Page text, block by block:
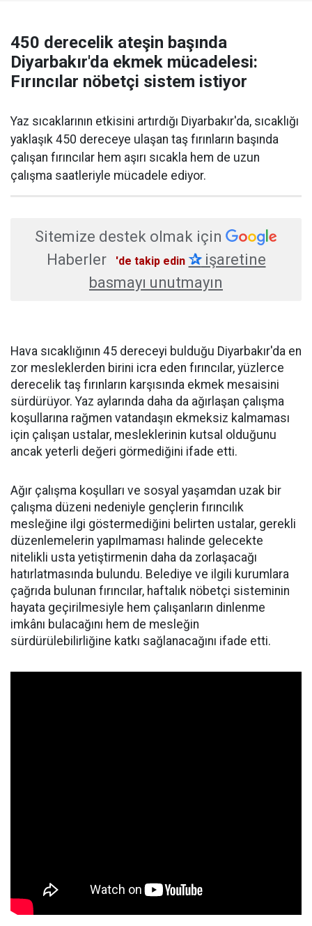
450 derecelik ateşin başında
Diyarbakır'da ekmek mücadelesi:
Fırıncılar nöbetçi sistem istiyor
Yaz sıcaklarının etkisini artırdığı Diyarbakır'da, sıcaklığı
yaklaşık 450 dereceye ulaşan taş fırınların başında
çalışan fırıncılar hem aşırı sıcakla hem de uzun
çalışma saatleriyle mücadele ediyor.
Sitemize destek olmak için
Haberler
'de takip edin ✰işaretine
basmayı unutmayın
Hava sıcaklığının 45 dereceyi bulduğu Diyarbakır'da en
zor mesleklerden birini icra eden fırıncılar, yüzlerce
derecelik taş fırınların karşısında ekmek mesaisini
sürdürüyor. Yaz aylarında daha da ağırlaşan çalışma
koşullarına rağmen vatandaşın ekmeksiz kalmaması
için çalışan ustalar, mesleklerinin kutsal olduğunu
ancak yeterli değeri görmediğini ifade etti.
Ağır çalışma koşulları ve sosyal yaşamdan uzak bir
çalışma düzeni nedeniyle gençlerin fırıncılık
mesleğine ilgi göstermediğini belirten ustalar, gerekli
düzenlemelerin yapılmaması halinde gelecekte
nitelikli usta yetiştirmenin daha da zorlaşacağı
hatırlatmasında bulundu. Belediye ve ilgili kurumlara
çağrıda bulunan fırıncılar, haftalık nöbetçi sisteminin
hayata geçirilmesiyle hem çalışanların dinlenme
imkânı bulacağını hem de mesleğin
sürdürülebilirliğine katkı sağlanacağını ifade etti.